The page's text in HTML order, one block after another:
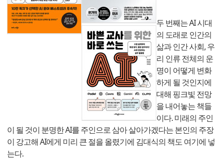
두 번째는 AI 시대
의 도래로 인간의
삶과 인간 사회, 우
리 인류 전체의 운
명이 어떻게 변화
하게 될 것인지에
대해 핑크빛 전망
을 내어놓는 책들
이다. 미래의 주인
이 될 것이 분명한 AI를 주인으로 삼아 살아가겠다는 본인의 주장
이 강고해 AI에게 미리 큰 절을 올렸기에 김대식의 책도 여기에 넣
는다.